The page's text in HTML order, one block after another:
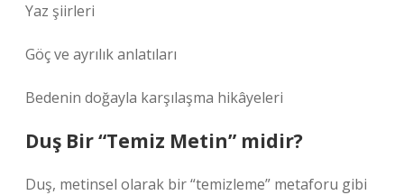
Yaz şiirleri
Göç ve ayrılık anlatıları
Bedenin doğayla karşılaşma hikâyeleri
Duş Bir “Temiz Metin” midir?
Duş, metinsel olarak bir “temizleme” metaforu gibi